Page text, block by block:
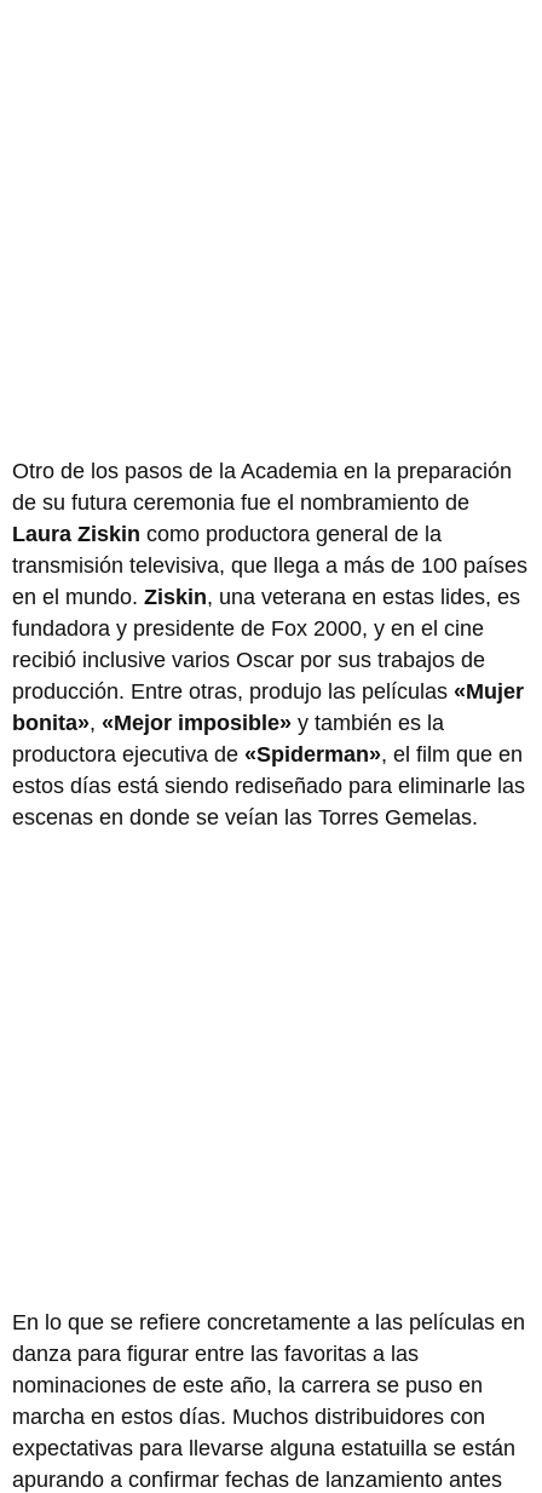
Otro de los pasos de la Academia en la preparación
de su futura ceremonia fue el nombramiento de
Laura Ziskin como productora general de la
transmisión televisiva, que llega a más de 100 países
en el mundo. Ziskin, una veterana en estas lides, es
fundadora y presidente de Fox 2000, y en el cine
recibió inclusive varios Oscar por sus trabajos de
producción. Entre otras, produjo las películas «Mujer
bonita», «Mejor imposible» y también es la
productora ejecutiva de «Spiderman», el film que en
estos días está siendo rediseñado para eliminarle las
escenas en donde se veían las Torres Gemelas.
En lo que se refiere concretamente a las películas en
danza para figurar entre las favoritas a las
nominaciones de este año, la carrera se puso en
marcha en estos días. Muchos distribuidores con
expectativas para llevarse alguna estatuilla se están
apurando a confirmar fechas de lanzamiento antes